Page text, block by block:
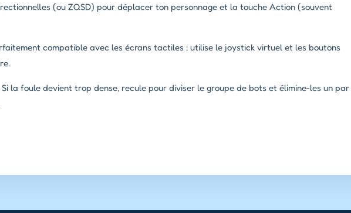
(ou ZQSD) pour déplacer ton personnage et la touche Action (souvent
compatible avec les écrans tactiles ; utilise le joystick virtuel et les boutons
la foule devient trop dense, recule pour diviser le groupe de bots et élimine-les un par